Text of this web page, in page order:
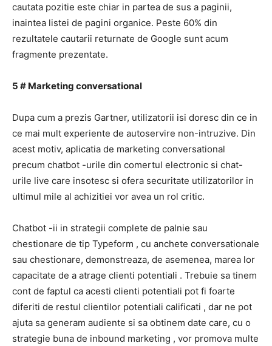
cautata pozitie este chiar in partea de sus a paginii,
inaintea listei de pagini organice. Peste 60% din
rezultatele cautarii returnate de Google sunt acum
fragmente prezentate.
5 # Marketing conversational
Dupa cum a prezis Gartner, utilizatorii isi doresc din ce in
ce mai mult experiente de autoservire non-intruzive. Din
acest motiv, aplicatia de marketing conversational
precum chatbot -urile din comertul electronic si chat-
urile live care insotesc si ofera securitate utilizatorilor in
ultimul mile al achizitiei vor avea un rol critic.
Chatbot -ii in strategii complete de palnie sau
chestionare de tip Typeform , cu anchete conversationale
sau chestionare, demonstreaza, de asemenea, marea lor
capacitate de a atrage clienti potentiali . Trebuie sa tinem
cont de faptul ca acesti clienti potentiali pot fi foarte
diferiti de restul clientilor potentiali calificati , dar ne pot
ajuta sa generam audiente si sa obtinem date care, cu o
strategie buna de inbound marketing , vor promova multe